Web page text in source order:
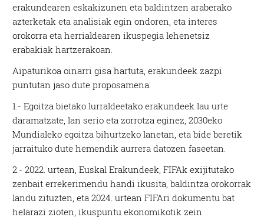
erakundearen eskakizunen eta baldintzen araberako
azterketak eta analisiak egin ondoren, eta interes
orokorra eta herrialdearen ikuspegia lehenetsiz
erabakiak hartzerakoan.
Aipaturikoa oinarri gisa hartuta, erakundeek zazpi
puntutan jaso dute proposamena:
1.- Egoitza bietako lurraldeetako erakundeek lau urte
daramatzate, lan serio eta zorrotza eginez, 2030eko
Mundialeko egoitza bihurtzeko lanetan, eta bide beretik
jarraituko dute hemendik aurrera datozen faseetan.
2.- 2022. urtean, Euskal Erakundeek, FIFAk exijitutako
zenbait errekerimendu handi ikusita, baldintza orokorrak
landu zituzten, eta 2024. urtean FIFAri dokumentu bat
helarazi zioten, ikuspuntu ekonomikotik zein